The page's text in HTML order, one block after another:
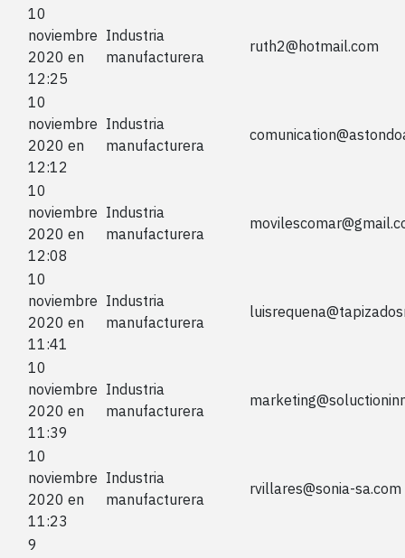
10
noviembre
2020 en
12:25
Industria
manufacturera
ruth2@hotmail.com
10
noviembre
2020 en
12:12
Industria
manufacturera
10
noviembre
2020 en
12:08
Industria
manufacturera
10
noviembre
2020 en
11:41
Industria
manufacturera
10
noviembre
2020 en
11:39
Industria
manufacturera
10
noviembre
2020 en
11:23
Industria
manufacturera
rvillares@sonia-sa.com
9